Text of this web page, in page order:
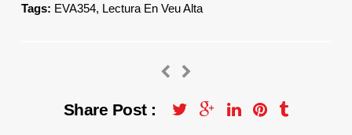
Tags: EVA354, Lectura En Veu Alta
Share Post :